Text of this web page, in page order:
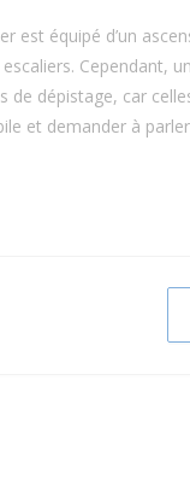
est équipé d’un
Cependant,
dépistage, car
et demander à